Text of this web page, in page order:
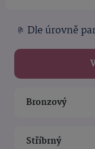
Dle úrovně
Bronzový
Stříbrný